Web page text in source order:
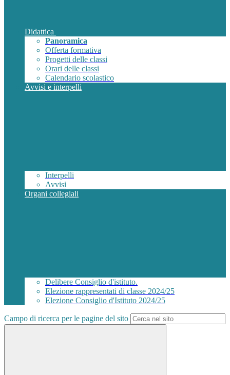
Didattica
Panoramica
Offerta formativa
Progetti delle classi
Orari delle classi
Calendario scolastico
Avvisi e interpelli
Interpelli
Avvisi
Organi collegiali
Delibere Consiglio d'istituto.
Elezione rappresentati di classe 2024/25
Elezione Consiglio d'Istituto 2024/25
Campo di ricerca per le pagine del sito